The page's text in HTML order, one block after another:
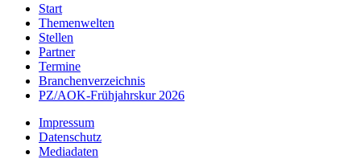
Start
Themenwelten
Stellen
Partner
Termine
Branchenverzeichnis
PZ/AOK-Frühjahrskur 2026
Impressum
Datenschutz
Mediadaten